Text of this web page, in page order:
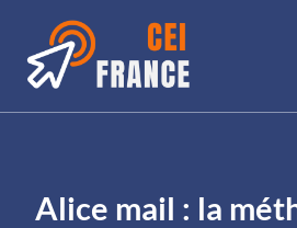
Alice mail : la